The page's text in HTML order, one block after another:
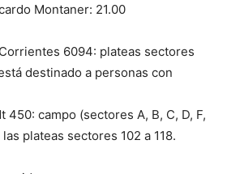
Montaner: 21.00
6094: plateas sectores
destinado a personas con
450: campo (sectores A, B, C, D, F,
las plateas sectores 102 a 118.